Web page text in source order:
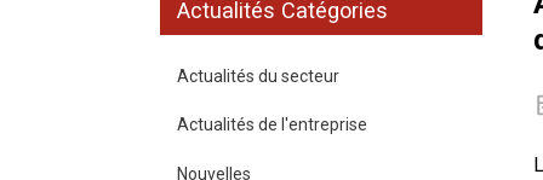
Actualités Catégories
Actualités du secteur
Actualités de l'entreprise
Nouvelles